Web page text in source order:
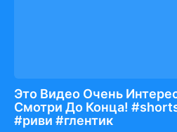
Это Видео Очень
Смотри До Конца!
#риви #глентик